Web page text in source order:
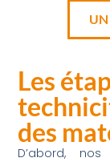
UN
Les
des
D’abord,